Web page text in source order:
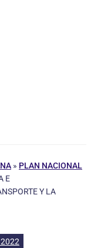
» PLAN NACIONAL
E
Y LA